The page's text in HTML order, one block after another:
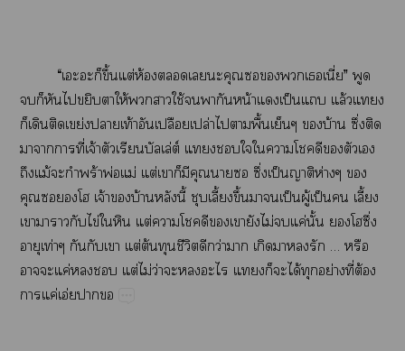
“​​​ึ้​ต่​ห้​​​​​​​​ี่”​​
​​​​​​ให้​​​ใช้​​​​น้​​ป็​​ล้​
​​​ย่​​ท้​​ป​ปล่​​​ื้​​​บ้​ึ่​​
​​​ี่​จ้​​ล่ต์​​​​​​​​​​​
​ม้​​ร้​พ่​ม่​ต่​​​​​​​ึ่​ป็​​ห่​​
​​​​จ้​​บ้​​ี้​​ี้​ึ้​​​ป็​ู้​ป็​​ี้​
​​​​ไข่​​​ต่​​​​​​​ไม่​​ค่​ั้​​​ึ่​
​ท่​​​​ต่​ต้​​ี​​ว่​​​​​​…​​
​​ค่​​​ต่​ไม่​ว่​​​​​​​ได้​​ย่​ี่​ต้​
​ค่​อ่​​